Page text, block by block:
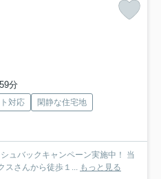
分
対応
閑静な住宅地
ュバックキャンペーン実施中！ 当
スさんから徒歩１... もっと見る